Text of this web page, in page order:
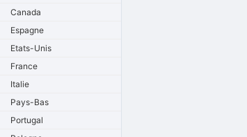
Canada
Espagne
Etats-Unis
France
Italie
Pays-Bas
Portugal